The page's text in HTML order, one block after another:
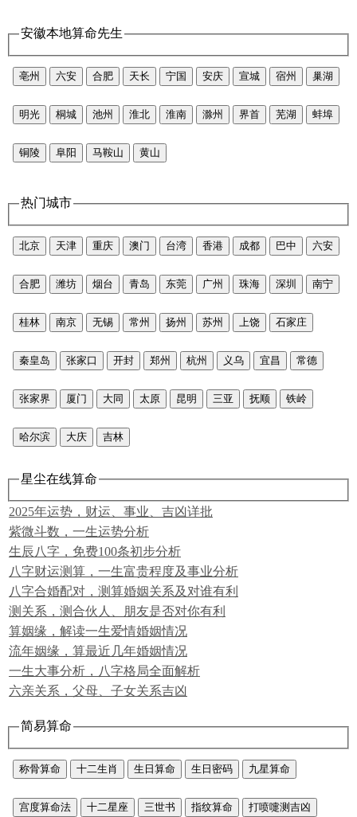
安徽本地算命先生
亳州 六安 合肥 天长 宁国 安庆 宣城 宿州 巢湖
明光 桐城 池州 淮北 淮南 滁州 界首 芜湖 蚌埠
铜陵 阜阳 马鞍山 黄山
热门城市
北京 天津 重庆 澳门 台湾 香港 成都 巴中 六安
合肥 潍坊 烟台 青岛 东莞 广州 珠海 深圳 南宁
桂林 南京 无锡 常州 扬州 苏州 上饶 石家庄
秦皇岛 张家口 开封 郑州 杭州 义乌 宜昌 常德
张家界 厦门 大同 太原 昆明 三亚 抚顺 铁岭
哈尔滨 大庆 吉林
星尘在线算命
2025年运势，财运、事业、吉凶详批
紫微斗数，一生运势分析
生辰八字，免费100条初步分析
八字财运测算，一生富贵程度及事业分析
八字合婚配对，测算婚姻关系及对谁有利
测关系，测合伙人、朋友是否对你有利
算姻缘，解读一生爱情婚姻情况
流年姻缘，算最近几年婚姻情况
一生大事分析，八字格局全面解析
六亲关系，父母、子女关系吉凶
简易算命
称骨算命 十二生肖 生日算命 生日密码 九星算命
宫度算命法 十二星座 三世书 指纹算命 打喷嚏测吉凶